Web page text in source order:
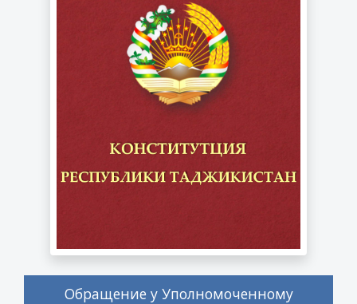
Обращение у Уполномоченному